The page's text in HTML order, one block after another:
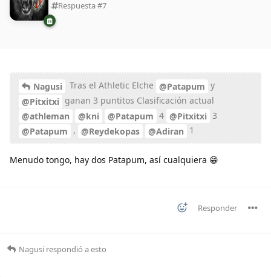
Respuesta #7
Nagusi Tras el Athletic Elche @Patapum y
@Pitxitxi ganan 3 puntitos Clasificación actual
@athleman
@kni @Patapum 4 @Pitxitxi 3
@Patapum , @Reydekopas @Adiran 1
Menudo tongo, hay dos Patapum, así cualquiera 😁
Responder
Nagusi respondió a esto